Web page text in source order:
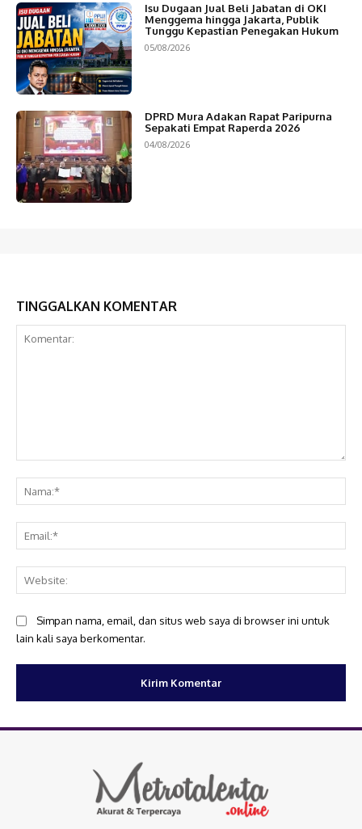
Isu Dugaan Jual Beli Jabatan di OKI
Menggema hingga Jakarta, Publik
Tunggu Kepastian Penegakan Hukum
05/08/2026
DPRD Mura Adakan Rapat Paripurna
Sepakati Empat Raperda 2026
04/08/2026
TINGGALKAN KOMENTAR
Simpan nama, email, dan situs web saya di browser ini untuk
lain kali saya berkomentar.